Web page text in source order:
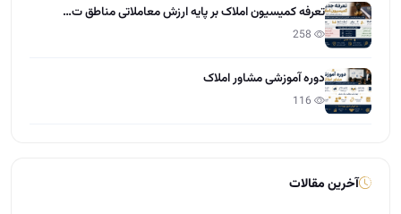
تعرفه کمیسیون املاک بر پایه ارزش معاملاتی مناطق ت…
دوره آموزشی مشاور املاک
آخرین مقالات